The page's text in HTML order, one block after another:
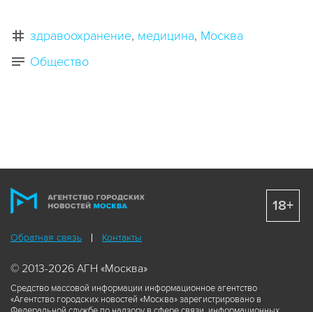
здравоохранение медицина Москва
Общество
Обратная связь Контакты
© 2013-2026 АГН «Москва»
Средство массовой информации информационное агентство
«Агентство городских новостей «Москва» зарегистрировано в
18+